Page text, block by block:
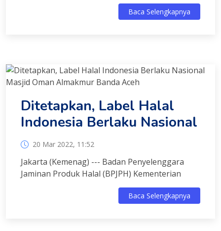
Baca Selengkapnya
Ditetapkan, Label Halal
Indonesia Berlaku Nasional
20 Mar 2022, 11:52
Jakarta (Kemenag) --- Badan Penyelenggara
Jaminan Produk Halal (BPJPH) Kementerian
Baca Selengkapnya